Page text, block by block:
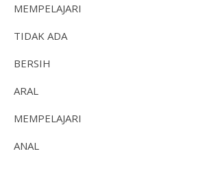
MEMPELAJARI
TIDAK ADA
BERSIH
ARAL
MEMPELAJARI
ANAL